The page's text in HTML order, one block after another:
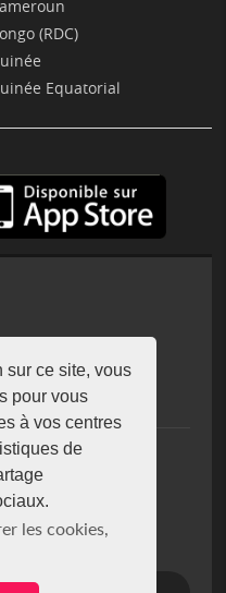
sur ce site, vous
pour vous
à vos centres
de
les cookies,
(RDC)
Equatorial